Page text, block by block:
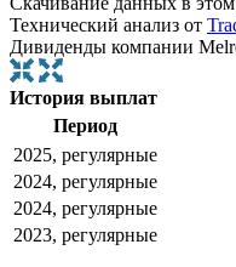
Технический анализ от
Дивиденды компании
История выплат
Период
2025, регулярные
2024, регулярные
2024, регулярные
2023, регулярные